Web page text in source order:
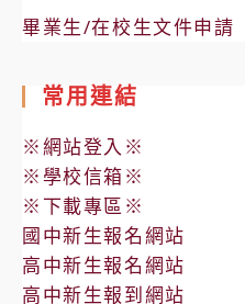
畢業生/在校生文件申請
常用連結
※網站登入※
※學校信箱※
※下載專區※
國中新生報名網站
高中新生報名網站
高中新生報到網站